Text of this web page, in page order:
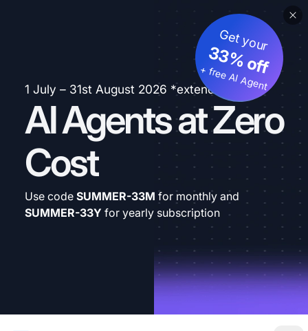
1 July – 31st August 2026 *extended
AI Agents at Zero
Cost
Get your
33% off
+ free AI Agent
Use code SUMMER-33M for monthly and
SUMMER-33Y for yearly subscription